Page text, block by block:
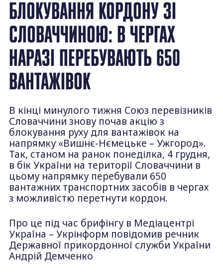
БЛОКУВАННЯ КОРДОНУ ЗІ
СЛОВАЧЧИНОЮ: В ЧЕРГАХ
НАРАЗІ ПЕРЕБУВАЮТЬ 650
ВАНТАЖІВОК
В кінці минулого тижня Союз перевізників
Словаччини знову почав акцію з
блокування руху для вантажівок на
напрямку «Вишнє-Нємецьке – Ужгород».
Так, станом на ранок понеділка, 4 грудня,
в бік України на території Словаччини в
цьому напрямку перебували 650
вантажних транспортних засобів в чергах
з можливістю перетнути кордон.
Про це під час брифінгу в Медіацентрі
Україна – Укрінформ повідомив речник
Державної прикордонної служби України
Андрій Демченко